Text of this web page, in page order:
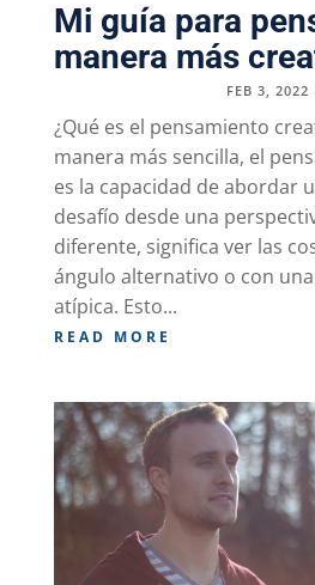
Mi guía para
manera más
FEB 3, 2022
¿Qué es el pensamiento
manera más sencilla, el
es la capacidad de abordar
desafío desde una
diferente, significa ver las
ángulo alternativo o con
atípica. Esto...
READ MORE